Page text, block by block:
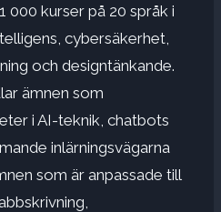
000 kurser på 20 språk i
cybersäkerhet,
och designtänkande.
ämnen som
i AI-teknik, chatbots
inlärningsvägarna
som är anpassade till